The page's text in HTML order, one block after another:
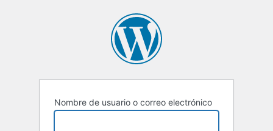
Nombre de usuario o correo electrónico